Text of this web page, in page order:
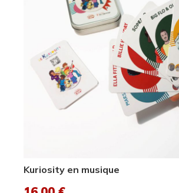
Kuriosity en musique